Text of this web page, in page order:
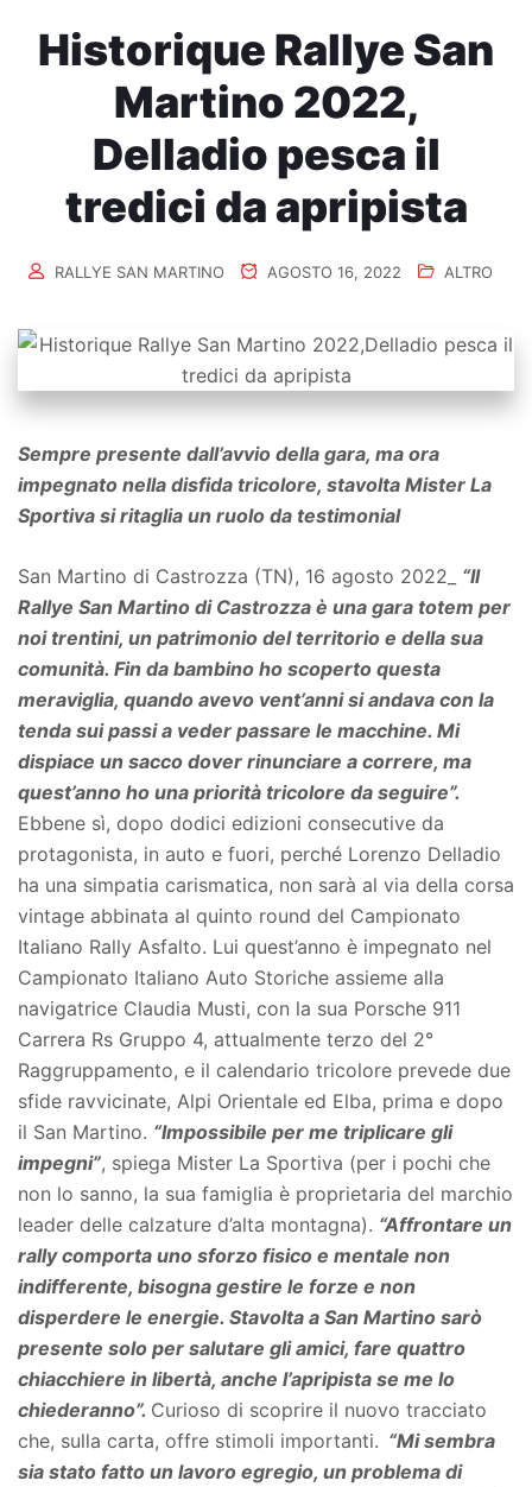
Historique Rallye San
Martino 2022,
Delladio pesca il
tredici da apripista
RALLYE SAN MARTINO AGOSTO 16, 2022 ALTRO
Sempre presente dall’avvio della gara, ma ora
impegnato nella disfida tricolore, stavolta Mister La
Sportiva si ritaglia un ruolo da testimonial
San Martino di Castrozza (TN), 16 agosto 2022_ “Il
Rallye San Martino di Castrozza è una gara totem per
noi trentini, un patrimonio del territorio e della sua
comunità. Fin da bambino ho scoperto questa
meraviglia, quando avevo vent’anni si andava con la
tenda sui passi a veder passare le macchine. Mi
dispiace un sacco dover rinunciare a correre, ma
quest’anno ho una priorità tricolore da seguire”.
Ebbene sì, dopo dodici edizioni consecutive da
protagonista, in auto e fuori, perché Lorenzo Delladio
ha una simpatia carismatica, non sarà al via della corsa
vintage abbinata al quinto round del Campionato
Italiano Rally Asfalto. Lui quest’anno è impegnato nel
Campionato Italiano Auto Storiche assieme alla
navigatrice Claudia Musti, con la sua Porsche 911
Carrera Rs Gruppo 4, attualmente terzo del 2°
Raggruppamento, e il calendario tricolore prevede due
sfide ravvicinate, Alpi Orientale ed Elba, prima e dopo
il San Martino. “Impossibile per me triplicare gli
impegni”, spiega Mister La Sportiva (per i pochi che
non lo sanno, la sua famiglia è proprietaria del marchio
leader delle calzature d’alta montagna). “Affrontare un
rally comporta uno sforzo fisico e mentale non
indifferente, bisogna gestire le forze e non
disperdere le energie. Stavolta a San Martino sarò
presente solo per salutare gli amici, fare quattro
chiacchiere in libertà, anche l’apripista se me lo
chiederanno”. Curioso di scoprire il nuovo tracciato
che, sulla carta, offre stimoli importanti. “Mi sembra
sia stato fatto un lavoro egregio, un problema di